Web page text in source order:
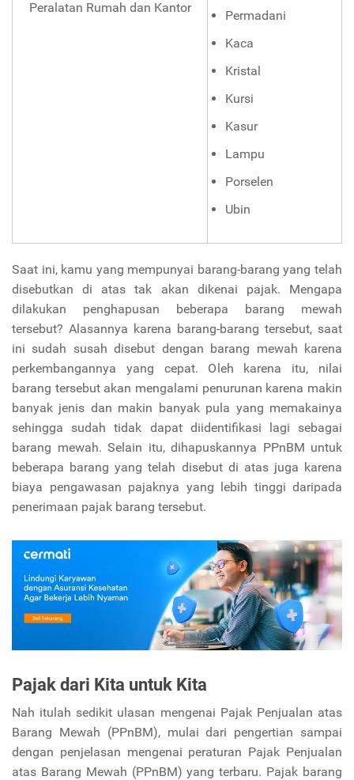
Peralatan Rumah dan Kantor
Permadani
Kaca
Kristal
Kursi
Kasur
Lampu
Porselen
Ubin
Saat ini, kamu yang mempunyai barang-barang yang telah
disebutkan di atas tak akan dikenai pajak. Mengapa
dilakukan penghapusan beberapa barang mewah
tersebut? Alasannya karena barang-barang tersebut, saat
ini sudah susah disebut dengan barang mewah karena
perkembangannya yang cepat. Oleh karena itu, nilai
barang tersebut akan mengalami penurunan karena makin
banyak jenis dan makin banyak pula yang memakainya
sehingga sudah tidak dapat diidentifikasi lagi sebagai
barang mewah. Selain itu, dihapuskannya PPnBM untuk
beberapa barang yang telah disebut di atas juga karena
biaya pengawasan pajaknya yang lebih tinggi daripada
penerimaan pajak barang tersebut.
Pajak dari Kita untuk Kita
Nah itulah sedikit ulasan mengenai Pajak Penjualan atas
Barang Mewah (PPnBM), mulai dari pengertian sampai
dengan penjelasan mengenai peraturan Pajak Penjualan
atas Barang Mewah (PPnBM) yang terbaru. Pajak barang